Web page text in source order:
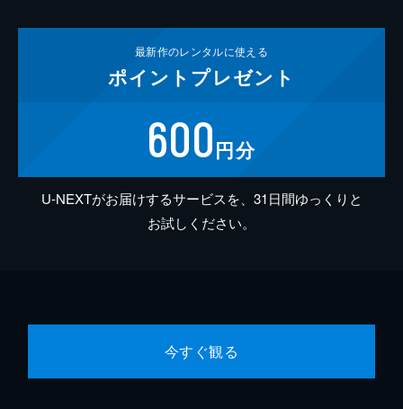
最新作のレンタルに使える
ポイント プレゼント
600円分
U-NEXTがお届けするサービスを、31日間ゆっくりと
お試しください。
今すぐ観る